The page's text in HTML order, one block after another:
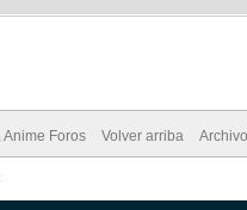
Anime Foros Volver arriba